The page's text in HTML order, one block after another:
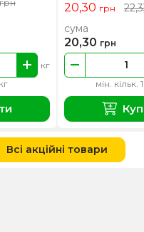
грн
кг
20,30 грн
мін. кільк.
сума
20,30 грн
Всі акційні товари